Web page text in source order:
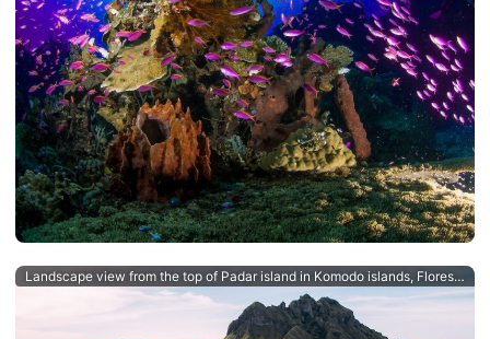
Landscape view from the top of Padar island in Komodo islands, Flores, Indonesia.